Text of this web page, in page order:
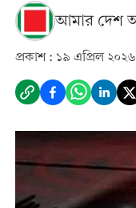
আমার দেশ
প্রকাশ : ১৯ এপ্রিল